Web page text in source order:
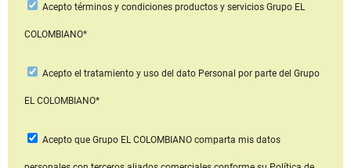
Aceptotérminos y condiciones productos y serviciosGrupo EL
COLOMBIANO*
Acepto el tratamiento y uso del dato Personal por parte del Grupo
EL COLOMBIANO*
Acepto que Grupo EL COLOMBIANOcomparta mis datos